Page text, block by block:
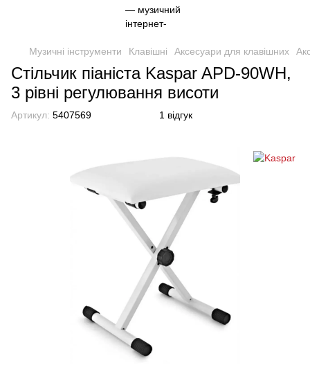
Музичні інструменти Клавішні Аксесуари для клавішних
Стільчик піаніста Kaspar APD-90WH,
3 рівні регулювання висоти
Артикул: 5407569 1 відгук